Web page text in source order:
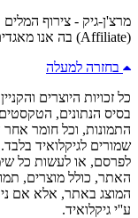
מרצ'ן-גיק - צירוף
(Affiliate) בה אנו מאגדים מוצרים מגניבים מרחבי הרשת.
בחזרה למעלה
כל זכויות היוצרים
בסיס הנתונים,
התמונות, וכל חומר
שמורים לגיקלואיד
לפרסם, או לעשות כל
האתר, כולל מוצרים,
המוצג באתר, אלא אם
ע''י גיקלואיד.